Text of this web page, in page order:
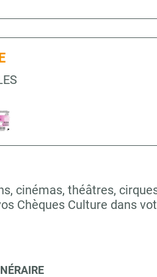
cinémas, théâtres,
Chèques Culture dans